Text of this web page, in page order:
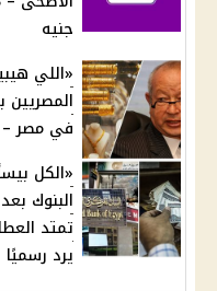
جنيه
«اللي
المصريين
في مصر –
«الكل
تمتد
يرد رسميًا